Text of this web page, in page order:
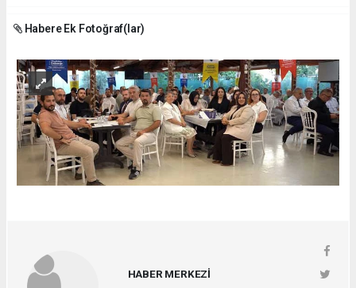
Habere Ek Fotoğraf(lar)
HABER MERKEZİ